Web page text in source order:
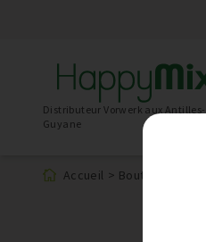
Distributeur Vorwerk aux Antilles-
Guyane
Accueil > Boutique